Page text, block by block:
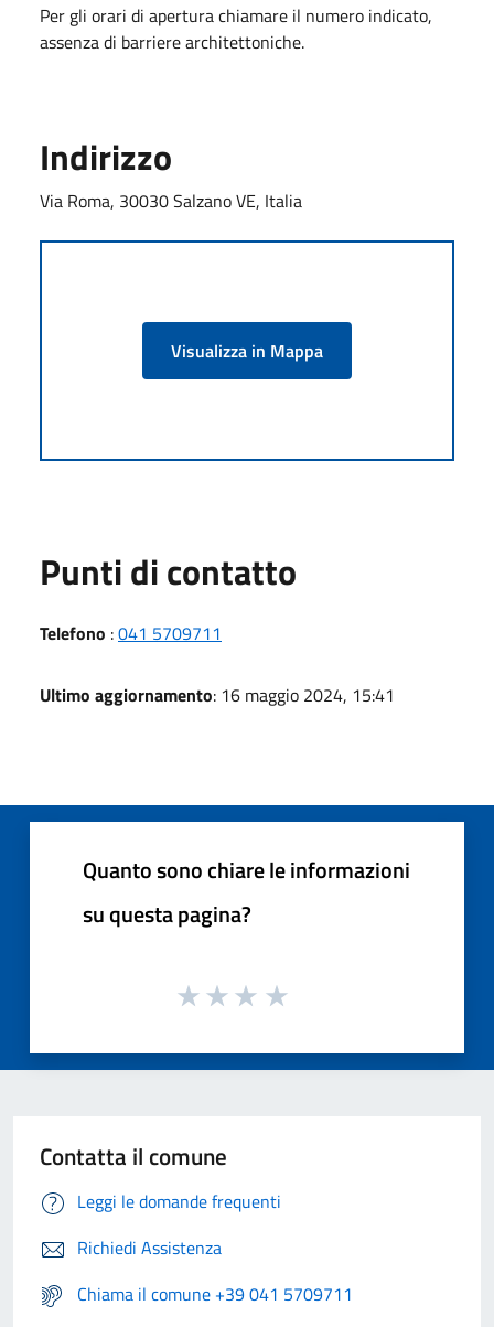
Per gli orari di apertura chiamare il numero indicato,
assenza di barriere architettoniche.
Indirizzo
Via Roma, 30030 Salzano VE, Italia
Visualizza in Mappa
Punti di contatto
Telefono :041 5709711
Ultimo aggiornamento: 16 maggio 2024, 15:41
Quanto sono chiare le informazioni
su questa pagina?
Contatta il comune
Leggi le domande frequenti
Richiedi Assistenza
Chiama il comune +39 041 5709711